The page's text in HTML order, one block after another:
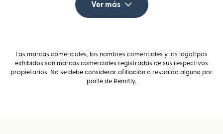
Ver más
Las marcas comerciales, los nombres comerciales y los logotipos
exhibidos son marcas comerciales registradas de sus respectivos
propietarios. No se debe considerar afiliación o respaldo alguno por
parte de Remitly.